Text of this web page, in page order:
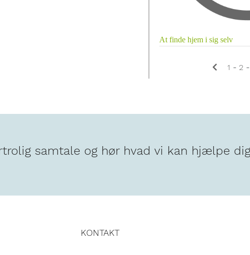
At finde hjem i sig selv
1 - 2 -
samtale og hør hvad vi kan hjælpe
KONTAKT